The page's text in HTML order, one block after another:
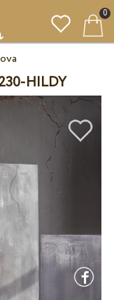
0
HILDY